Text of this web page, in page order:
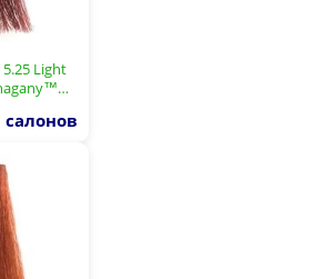
Light
салонов